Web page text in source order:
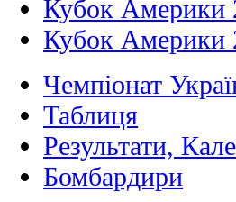
Кубок Америки
Кубок Америки
Чемпіонат
Таблиця
Результати,
Бомбардири